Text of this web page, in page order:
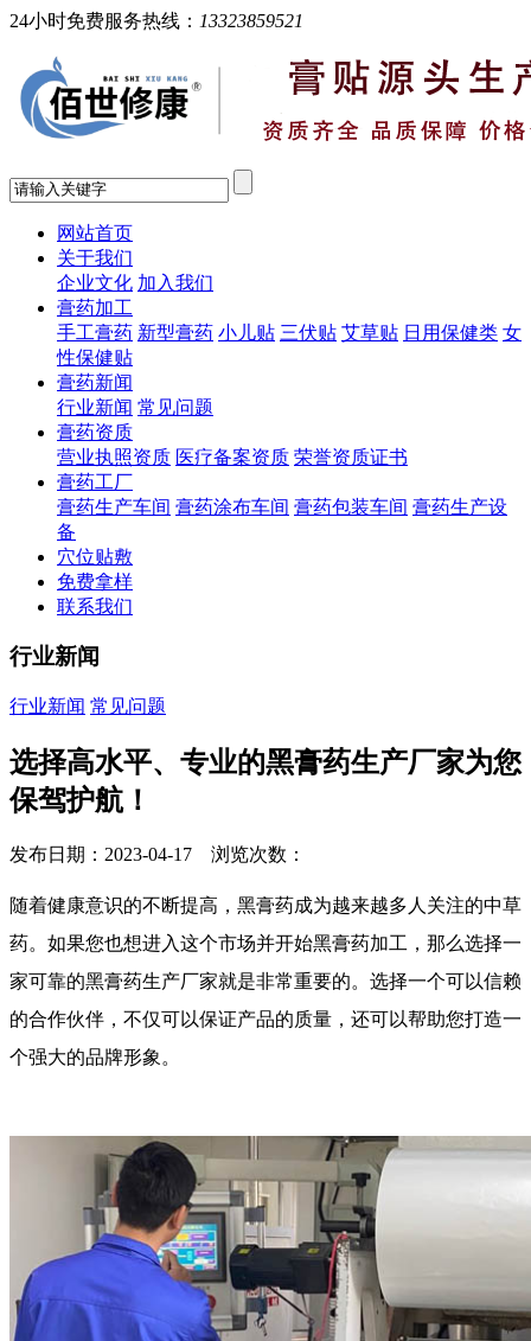
24小时免费服务热线： 13323859521
网站首页
关于我们
企业文化 加入我们
膏药加工
手工膏药 新型膏药 小儿贴 三伏贴 艾草贴 日用保健类 女
性保健贴
膏药新闻
行业新闻 常见问题
膏药资质
营业执照资质 医疗备案资质 荣誉资质证书
膏药工厂
膏药生产车间 膏药涂布车间 膏药包装车间 膏药生产设
备
穴位贴敷
免费拿样
联系我们
行业新闻
行业新闻 常见问题
选择高水平、专业的黑膏药生产厂家为您
保驾护航！
发布日期：2023-04-17 浏览次数：
随着健康意识的不断提高，黑膏药成为越来越多人关注的中草
药。如果您也想进入这个市场并开始黑膏药加工，那么选择一
家可靠的黑膏药生产厂家就是非常重要的。选择一个可以信赖
的合作伙伴，不仅可以保证产品的质量，还可以帮助您打造一
个强大的品牌形象。